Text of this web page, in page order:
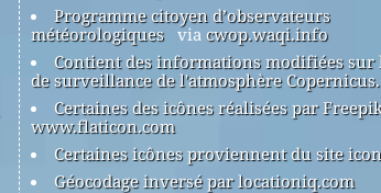
Programme citoyen d’observateurs
météorologiques via cwop.waqi.info
Contient des informations modifiées sur
de surveillance de l'atmosphère Copernicus.
Certaines des icônes réalisées par
www.flaticon.com
Certaines icônes proviennent du site
Géocodage inversé par locationiq.com